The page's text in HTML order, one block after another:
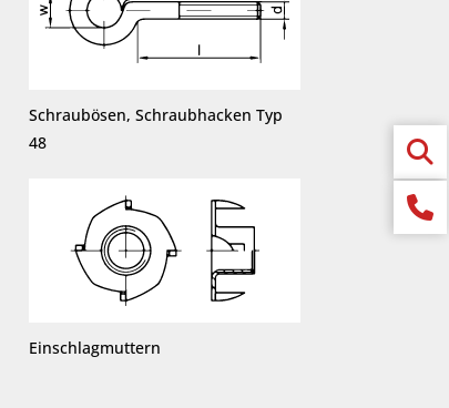
Schraubösen, Schraubhacken Typ
48
Einschlagmuttern